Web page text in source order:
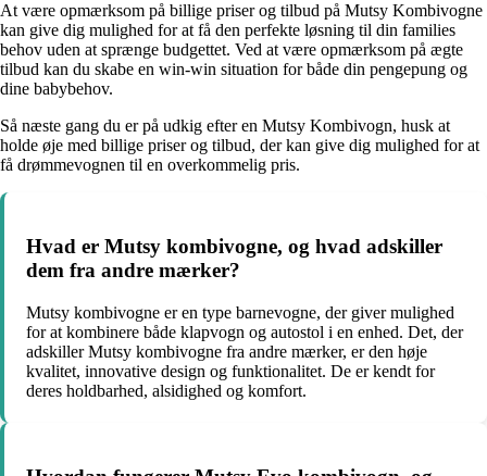
At være opmærksom på billige priser og tilbud på Mutsy Kombivogne
kan give dig mulighed for at få den perfekte løsning til din families
behov uden at sprænge budgettet. Ved at være opmærksom på ægte
tilbud kan du skabe en win-win situation for både din pengepung og
dine babybehov.
Så næste gang du er på udkig efter en Mutsy Kombivogn, husk at
holde øje med billige priser og tilbud, der kan give dig mulighed for at
få drømmevognen til en overkommelig pris.
Hvad er Mutsy kombivogne, og hvad adskiller
dem fra andre mærker?
Mutsy kombivogne er en type barnevogne, der giver mulighed
for at kombinere både klapvogn og autostol i en enhed. Det, der
adskiller Mutsy kombivogne fra andre mærker, er den høje
kvalitet, innovative design og funktionalitet. De er kendt for
deres holdbarhed, alsidighed og komfort.